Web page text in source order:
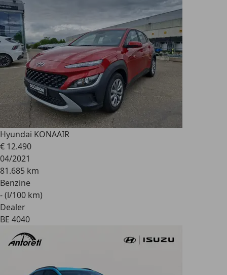
Hyundai KONAAIR
€ 12.490
04/2021
81.685 km
Benzine
- (l/100 km)
Dealer
BE 4040